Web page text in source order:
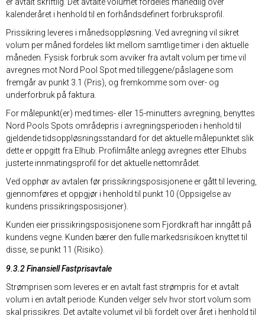
er avtalt skriftlig. Det avtalte volumet fordeles månedlig over
kalenderåret i henhold til en forhåndsdefinert forbruksprofil.
Prissikring leveres i månedsoppløsning. Ved avregning vil sikret
volum per måned fordeles likt mellom samtlige timer i den aktuelle
måneden. Fysisk forbruk som avviker fra avtalt volum per time vil
avregnes mot Nord Pool Spot med tilleggene/påslagene som
fremgår av punkt 3.1 (Pris), og fremkomme som over- og
underforbruk på faktura.
For målepunkt(er) med times- eller 15-minutters avregning, benyttes
Nord Pools Spots områdepris i avregningsperioden i henhold til
gjeldende tidsoppløsningsstandard for det aktuelle målepunktet slik
dette er oppgitt fra Elhub. Profilmålte anlegg avregnes etter Elhubs
justerte innmatingsprofil for det aktuelle nettområdet.
Ved opphør av avtalen før prissikringsposisjonene er gått til levering,
gjennomføres et oppgjør i henhold til punkt 10 (Oppsigelse av
kundens prissikringsposisjoner).
Kunden eier prissikringsposisjonene som Fjordkraft har inngått på
kundens vegne. Kunden bærer den fulle markedsrisikoen knyttet til
disse, se punkt 11 (Risiko).
9.3.2 Finansiell Fastprisavtale
Strømprisen som leveres er en avtalt fast strømpris for et avtalt
volum i en avtalt periode. Kunden velger selv hvor stort volum som
skal prissikres. Det avtalte volumet vil bli fordelt over året i henhold til